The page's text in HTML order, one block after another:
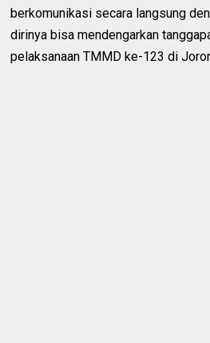
berkomunikasi secara langsung
dirinya bisa mendengarkan
pelaksanaan TMMD ke-123 di